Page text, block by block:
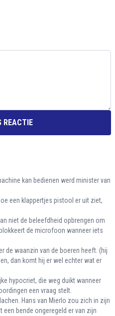
REACTIE
kan bedienen werd minister van
een klappertjes pistool er uit ziet,
niet de beleefdheid opbrengen om
de microfoon wanneer iets
de waanzin van de boeren heeft. (hij
dan komt hij er wel echter wat er
hypocriet, die weg duikt wanneer
een vraag stelt.
Hans van Mierlo zou zich in zijn
bende ongeregeld er van zijn